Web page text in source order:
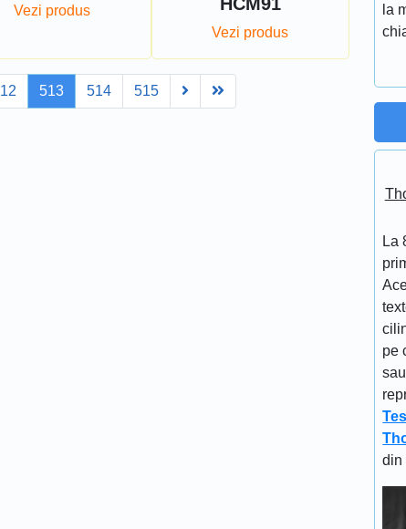
Vezi produs
Vezi produs
513 514 515 Next Last
la
La
pe
din